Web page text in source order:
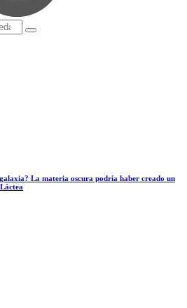
La materia oscura podría haber creado un